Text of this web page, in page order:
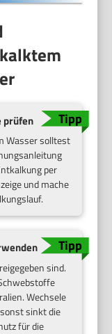
prüfen
Wasser solltest
per
und mache
sind.
Wechsele
sinkt die
für die